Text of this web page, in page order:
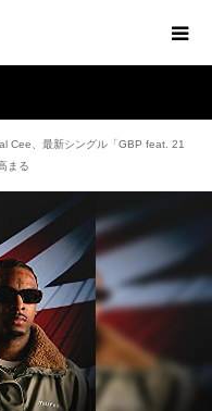
Cee、最新シングル「GBP feat. 21
まる